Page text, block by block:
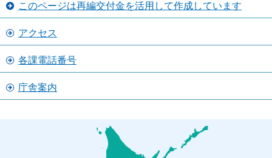
このページは再編交付金を活用して作成しています
アクセス
各課電話番号
庁舎案内